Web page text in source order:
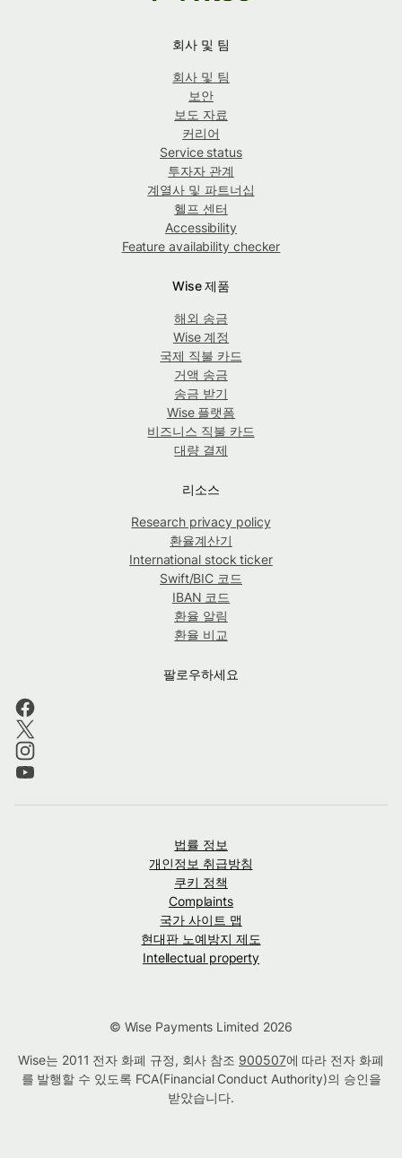
회사 및 팀
회사 및 팀
보안
보도 자료
커리어
Service status
투자자 관계
계열사 및 파트너십
헬프 센터
Accessibility
Feature availability checker
Wise 제품
해외 송금
Wise 계정
국제 직불 카드
거액 송금
송금 받기
Wise 플랫폼
비즈니스 직불 카드
대량 결제
리소스
Research privacy policy
환율계산기
International stock ticker
Swift/BIC 코드
IBAN 코드
환율 알림
환율 비교
팔로우하세요
법률 정보
개인정보 취급방침
쿠키 정책
Complaints
국가 사이트 맵
현대판 노예방지 제도
Intellectual property
© Wise Payments Limited 2026
Wise는 2011 전자 화폐 규정, 회사 참조 900507에 따라 전자 화폐
를 발행할 수 있도록 FCA(Financial Conduct Authority)의 승인을
받았습니다.